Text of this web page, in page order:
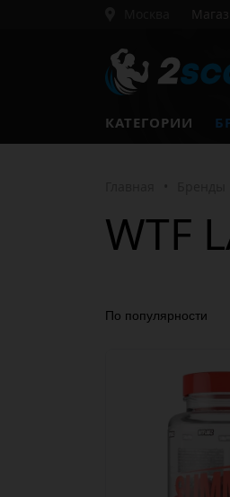
КАТЕГОРИИ
WTF